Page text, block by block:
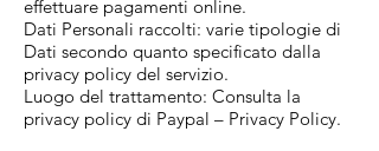
effettuare pagamenti online.
Dati Personali raccolti: varie tipologie di
Dati secondo quanto specificato dalla
privacy policy del servizio.
Luogo del trattamento: Consulta la
privacy policy di Paypal – Privacy Policy.